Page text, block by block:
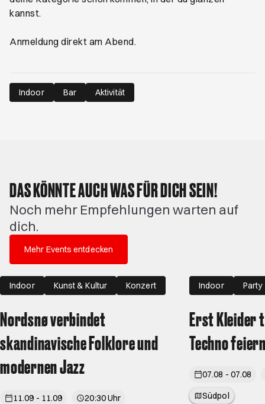
kannst.
Anmeldung direkt am Abend.
Indoor Bar Aktivität
DAS KÖNNTE AUCH WAS FÜR DICH SEIN!
Noch mehr Empfehlungen warten auf
dich.
Mehr Events entdecken
Indoor Kunst & Kultur Konzert
Nordsnø verbindet
skandinavische Folklore und
modernen Jazz
11.09 - 11.09
20:30 Uhr
Indoor Party
Erst Kleider
Techno
07.08 - 07.08
Südpol